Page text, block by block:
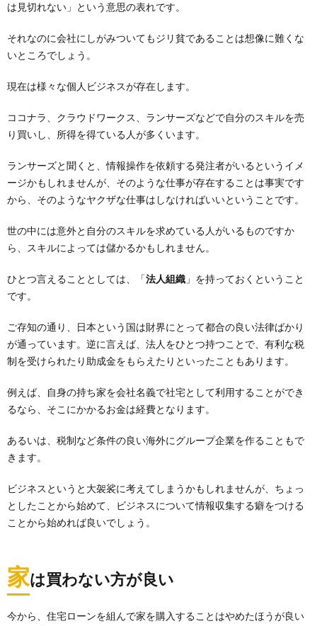
は見切れない」という意思の表れです。
それなのに会社にしがみついてもジリ貧であることは想像に難くな
いところでしょう。
現在は様々な個人ビジネスが存在します。
ココナラ、クラウドワークス、ランサーズなどで自分のスキルを売
り買いし、所得を得ている人が多くいます。
ランサーズと聞くと、情報操作を依頼する発注者がいるというイメ
ージかもしれませんが、そのような仕事が存在することは事実です
から、そのようなヤクザな仕事はしなければいいということです。
世の中には意外と自分のスキルを求めている人がいるものですか
ら、スキルによっては儲かるかもしれません。
ひとつ言えることとしては、「法人組織 」を持っておくということ
です。
ご存知の通り、日本という国は財界にとって都合の良い法律ばかり
が通っています。逆に言えば、法人をひとつ持つことで、有利な税
制を受けられたり助成金をもらえたりといったこともあります。
例えば、自身の持ち家を会社名義で社宅として利用することができ
るなら、そこにかかるお金は経費となります。
あるいは、税制など条件の良い海外にグループ企業を作ることもで
きます。
ビジネスというと大袈裟に考えてしまうかもしれませんが、ちょっ
としたことから始めて、ビジネスについて情報収集する癖をつける
ことから始めれば良いでしょう。
家は買わない方が良い
今から、住宅ローンを組んで家を購入することはやめたほうが良い